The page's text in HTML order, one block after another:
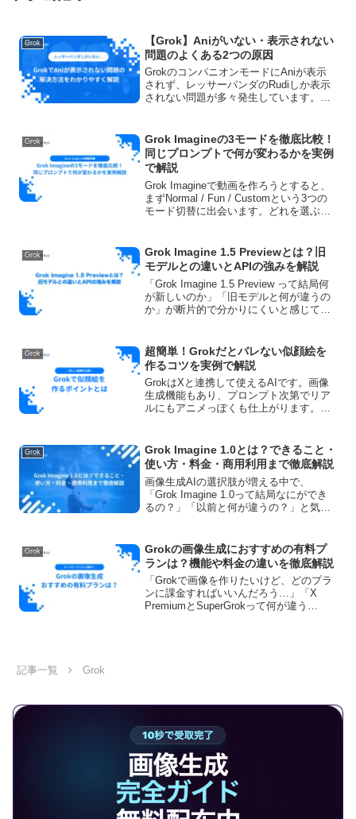
Grok
【Grok】Aniがいない・表示されない
問題のよくある2つの原因
GrokのコンパニオンモードにAniが表示
されず、レッサーパンダのRudiしか表示
されない問題が多々発生しています。本
Grok
Grok Imagineの3モードを徹底比較！
同じプロンプトで何が変わるかを実例
で解説
Grok Imagineで動画を作ろうとすると、
まずNormal / Fun / Customという3つの
モード切替に出会います。どれを選ぶか
事では、同じプロンプトを3...
Grok
Grok Imagine 1.5 Previewとは？旧
モデルとの違いとAPIの強みを解説
「Grok Imagine 1.5 Preview って結局何
が新しいのか」「旧モデルと何が違うの
か」が断片的で分かりにくいと感じてい
く、quality 重視で切り...
Grok
超簡単！Grokだとバレない似顔絵を
作るコツを実例で解説
GrokはXと連携して使えるAIです。画像
生成機能もあり、プロンプト次第でリア
ルにもアニメっぽくも仕上がります。こ
似顔絵を作りたい人は最後まで読んでみ
てください。
Grok
Grok Imagine 1.0とは？できること・
使い方・料金・商用利用まで徹底解説
画像生成AIの選択肢が増える中で、
「Grok Imagine 1.0って結局なにができ
るの？」「以前と何が違うの？」と気に
動画生成機能です。特に1.0で...
Grok
Grokの画像生成におすすめの有料プ
ランは？機能や料金の違いを徹底解説
「Grokで画像を作りたいけど、どのプラ
ンに課金すればいいんだろう…」「X
PremiumとSuperGrokって何が違う
記事一覧
Grok